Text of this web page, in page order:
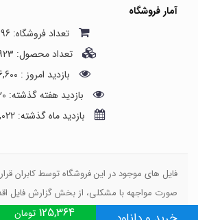
آمار فروشگاه
تعداد فروشگاه: 96
تعداد محصول: 1,923
بازدید امروز : 6,600
بازدید هفته گذشته: 81,120
بازدید ماه گذشته: 470,022
فایل های موجود در این فروشگاه توسط کابران
صورت مواجهه با مشکلی، از بخش گزارش فایل
طراحی 125,364 تومان